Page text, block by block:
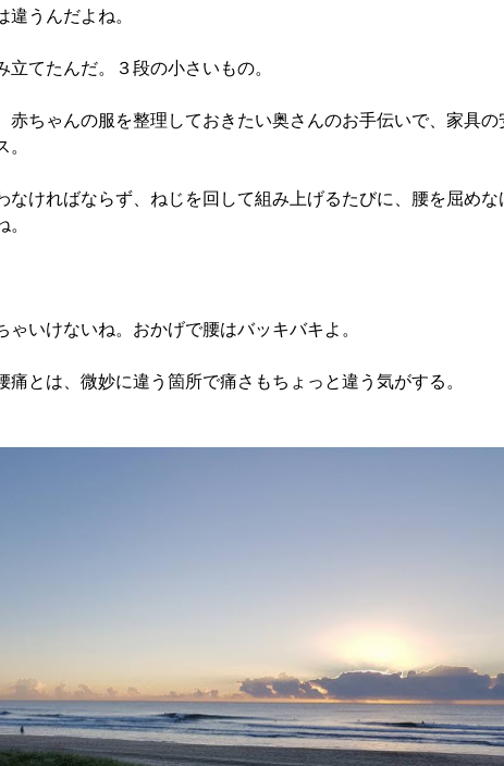
うんだよね。
立てたんだ。３段の小さいもの。
赤ちゃんの服を整理しておきたい奥さんのお手伝いで、家具の
なければならず、ねじを回して組み上げるたびに、腰を屈めな
ゃいけないね。おかげで腰はバッキバキよ。
痛とは、微妙に違う箇所で痛さもちょっと違う気がする。